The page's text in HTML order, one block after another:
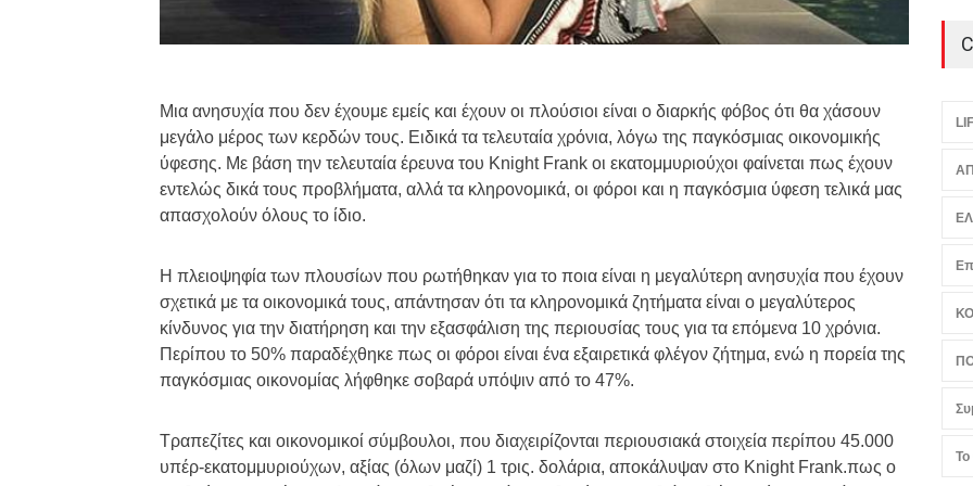
Μια ανησυχία που δεν έχουμε εμείς και έχουν οι πλούσιοι είναι ο διαρκής φόβος ότι θα χάσουν
μεγάλο μέρος των κερδών τους. Ειδικά τα τελευταία χρόνια, λόγω της παγκόσμιας οικονομικής
ύφεσης. Με βάση την τελευταία έρευνα του Knight Frank οι εκατομμυριούχοι φαίνεται πως έχουν
εντελώς δικά τους προβλήματα, αλλά τα κληρονομικά, οι φόροι και η παγκόσμια ύφεση τελικά μας
απασχολούν όλους το ίδιο.
Η πλειοψηφία των πλουσίων που ρωτήθηκαν για το ποια είναι η μεγαλύτερη ανησυχία που έχουν
σχετικά με τα οικονομικά τους, απάντησαν ότι τα κληρονομικά ζητήματα είναι ο μεγαλύτερος
κίνδυνος για την διατήρηση και την εξασφάλιση της περιουσίας τους για τα επόμενα 10 χρόνια.
Περίπου το 50% παραδέχθηκε πως οι φόροι είναι ένα εξαιρετικά φλέγον ζήτημα, ενώ η πορεία της
παγκόσμιας οικονομίας λήφθηκε σοβαρά υπόψιν από το 47%.
Τραπεζίτες και οικονομικοί σύμβουλοι, που διαχειρίζονται περιουσιακά στοιχεία περίπου 45.000
υπέρ-εκατομμυριούχων, αξίας (όλων μαζί) 1 τρις. δολάρια, αποκάλυψαν στο Knight Frank.πως ο
Το